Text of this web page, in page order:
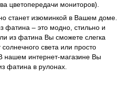
цветопередачи мониторов).
станет изюминкой в Вашем доме.
фатина – это модно, стильно и
из фатина Вы сможете слегка
света или просто
нашем интернет-магазине Вы
фатина в рулонах.